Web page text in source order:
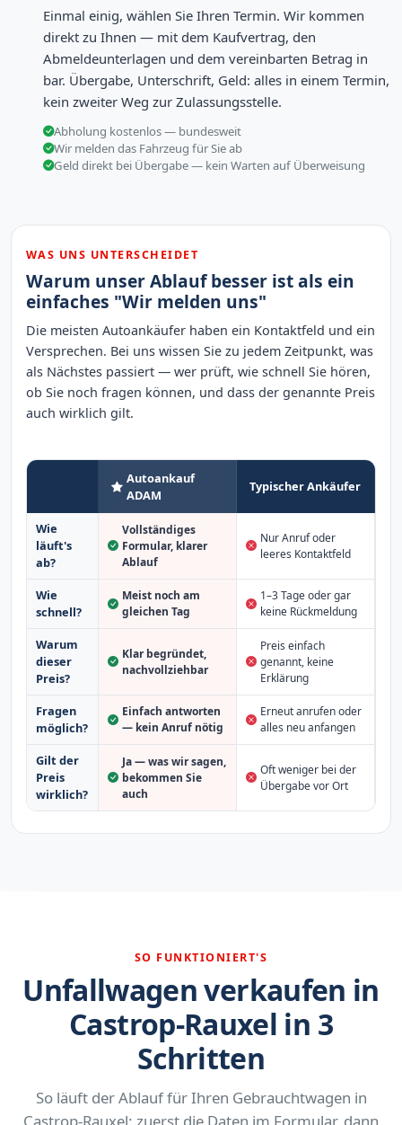
Einmal einig, wählen Sie Ihren Termin. Wir kommen
direkt zu Ihnen — mit dem Kaufvertrag, den
Abmeldeunterlagen und dem vereinbarten Betrag in
bar. Übergabe, Unterschrift, Geld: alles in einem Termin,
kein zweiter Weg zur Zulassungsstelle.
Abholung kostenlos — bundesweit
Wir melden das Fahrzeug für Sie ab
Geld direkt bei Übergabe — kein Warten auf Überweisung
WAS UNS UNTERSCHEIDET
Warum unser Ablauf besser ist als ein
einfaches "Wir melden uns"
Die meisten Autoankäufer haben ein Kontaktfeld und ein
Versprechen. Bei uns wissen Sie zu jedem Zeitpunkt, was
als Nächstes passiert — wer prüft, wie schnell Sie hören,
ob Sie noch fragen können, und dass der genannte Preis
auch wirklich gilt.
Autoankauf
ADAM
Typischer Ankäufer
Wie
läuft's
ab?
Vollständiges
Formular, klarer
Ablauf
Nur Anruf oder
leeres Kontaktfeld
Wie
schnell?
Meist noch am
gleichen Tag
1–3 Tage oder gar
keine Rückmeldung
Warum
dieser
Preis?
Klar begründet,
nachvollziehbar
Preis einfach
genannt, keine
Erklärung
Fragen
möglich?
Einfach antworten
— kein Anruf nötig
Erneut anrufen oder
alles neu anfangen
Gilt der
Preis
wirklich?
Ja — was wir sagen,
bekommen Sie
auch
Oft weniger bei der
Übergabe vor Ort
SO FUNKTIONIERT'S
Unfallwagen verkaufen in
Castrop-Rauxel in 3
Schritten
So läuft der Ablauf für Ihren Gebrauchtwagen in